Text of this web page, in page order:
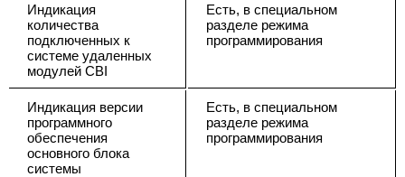
Индикация
количества
подключенных к
системе удаленных
модулей CBI
Есть, в специальном
разделе режима
программирования
Индикация версии
программного
обеспечения
основного блока
системы
Есть, в специальном
разделе режима
программирования